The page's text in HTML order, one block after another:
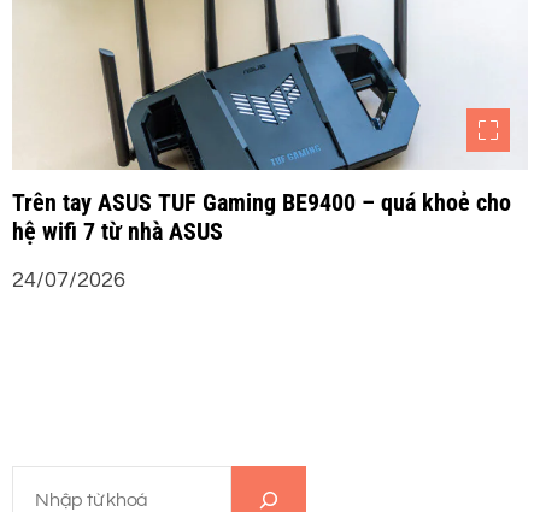
Trên tay ASUS TUF Gaming BE9400 – quá khoẻ cho
hệ wifi 7 từ nhà ASUS
24/07/2026